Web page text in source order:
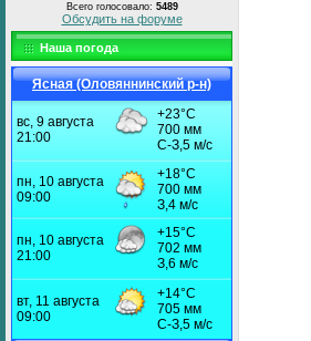
Всего голосовало: 5489
Обсудить на форуме
Наша погода
Ясная (Оловяннинский р-н)